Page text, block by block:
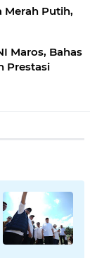
Merah Putih,
Maros, Bahas
Prestasi